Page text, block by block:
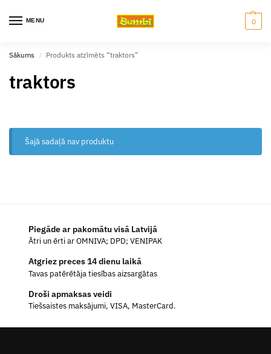
MENU 0
Sākums / Produkts atzīmēts “traktors”
traktors
Šajā sadaļā nav produktu
Piegāde ar pakomātu visā Latvijā
Ātri un ērti ar OMNIVA; DPD; VENIPAK
Atgriez preces 14 dienu laikā
Tavas patērētāja tiesības aizsargātas
Droši apmaksas veidi
Tiešsaistes maksājumi, VISA, MasterCard.